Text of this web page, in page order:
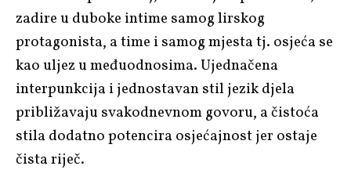
zadire u duboke intime samog lirskog
protagonista, a time i samog mjesta tj. osjeća se
kao uljez u međuodnosima. Ujednačena
interpunkcija i jednostavan stil jezik djela
približavaju svakodnevnom govoru, a čistoća
stila dodatno potencira osjećajnost jer ostaje
čista riječ.